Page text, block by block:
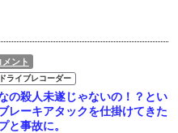
メント
ドライブレコーダー
の殺人未遂じゃないの！？とい
レーキアタックを仕掛けてきた
と事故に。